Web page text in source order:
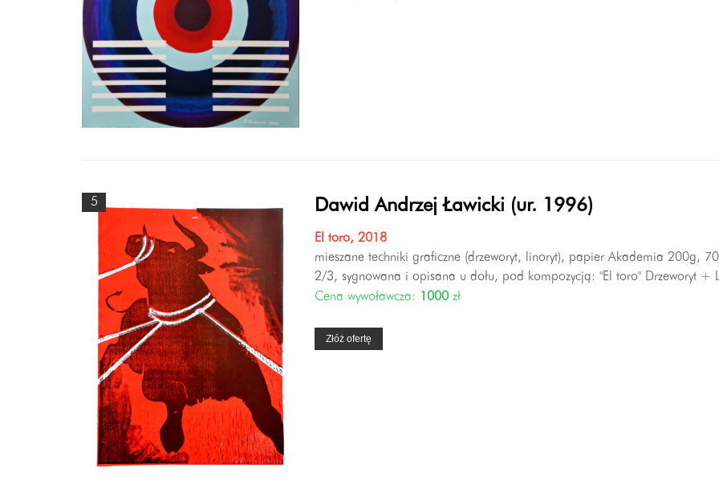
5 Dawid Andrzej Ławicki (ur. 1996)
El toro, 2018
mieszane techniki graficzne (drzeworyt, linoryt), papier Akademia 200g,
2/3, sygnowana i opisana u dołu, pod kompozycją: "El toro" Drzeworyt +
Cena wywoławcza:
1000zł
Złóż ofertę